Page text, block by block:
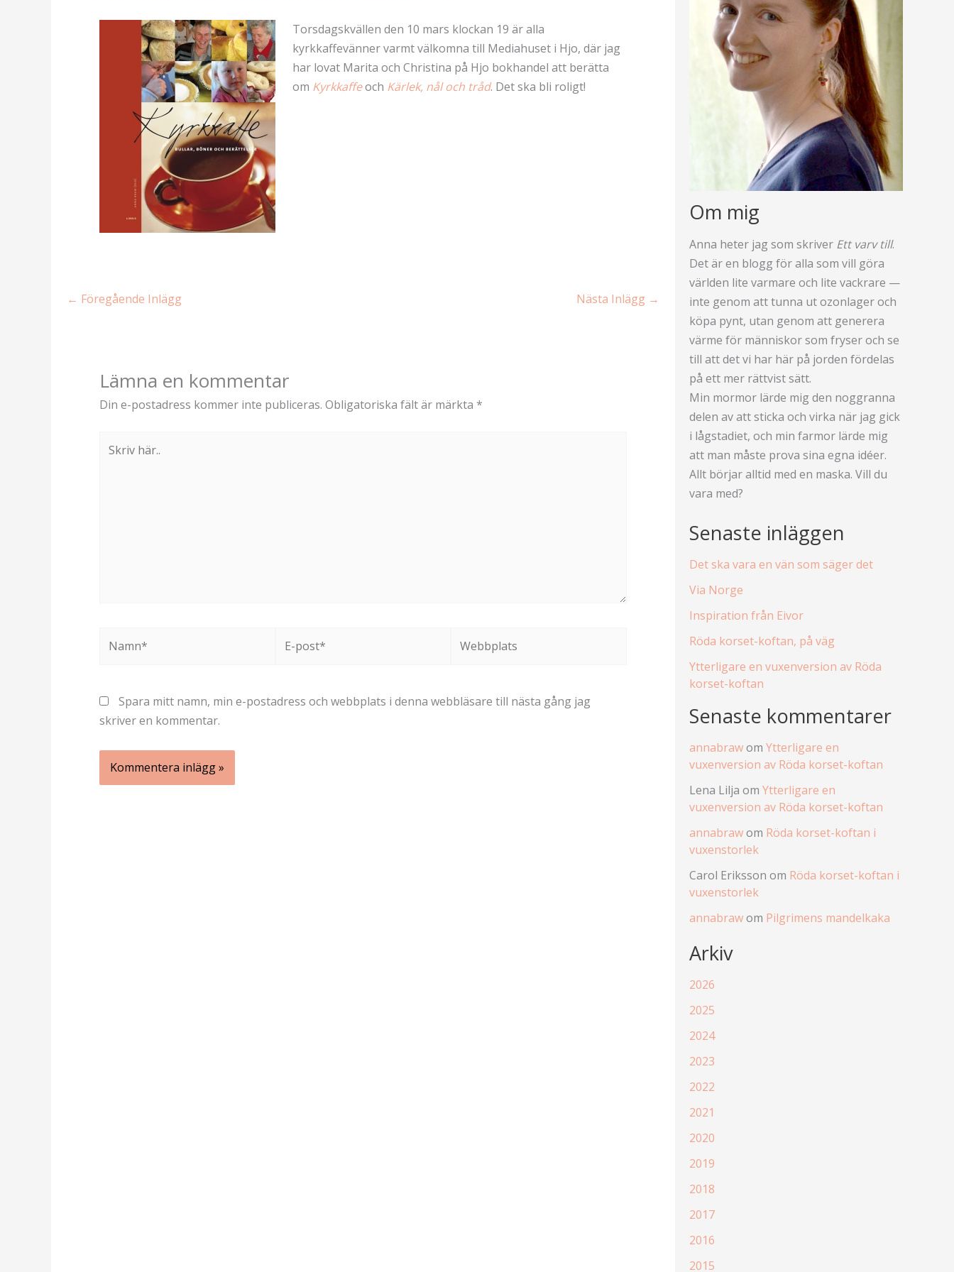
Torsdagskvällen den 10 mars klockan 19 är alla
kyrkkaffevänner varmt välkomna till Mediahuset i Hjo, där jag
har lovat Marita och Christina på Hjo bokhandel att berätta
om Kyrkkaffeoch Kärlek, nål och tråd. Det ska bli roligt!
← Föregående Inlägg Nästa Inlägg →
Lämna en kommentar
Din e-postadress kommer inte publiceras. Obligatoriska fält är märkta *
här..
post*
Spara mitt namn, min e-postadress och webbplats i denna webbläsare till nästa gång jag
skriver en kommentar.
Om mig
Anna heter jag som skriver Ett varv till.
Det är en blogg för alla som vill göra
världen lite varmare och lite vackrare —
inte genom att tunna ut ozonlager och
köpa pynt, utan genom att generera
värme för människor som fryser och se
till att det vi har här på jorden fördelas
på ett mer rättvist sätt.
Min mormor lärde mig den noggranna
delen av att sticka och virka när jag gick
i lågstadiet, och min farmor lärde mig
att man måste prova sina egna idéer.
Allt börjar alltid med en maska. Vill du
vara med?
Senaste inläggen
Det ska vara en vän som säger det
Via Norge
Inspiration från Eivor
Röda korset-koftan, på väg
Ytterligare en vuxenversion av Röda
korset-koftan
Senaste kommentarer
annabrawom Ytterligare en
vuxenversion av Röda korset-koftan
Lena Lilja om Ytterligare en
vuxenversion av Röda korset-koftan
annabrawom Röda korset-koftan i
vuxenstorlek
Carol Eriksson om Röda korset-koftan i
vuxenstorlek
annabrawom Pilgrimens mandelkaka
Arkiv
2026
2025
2024
2023
2022
2021
2020
2019
2018
2017
2016
2015